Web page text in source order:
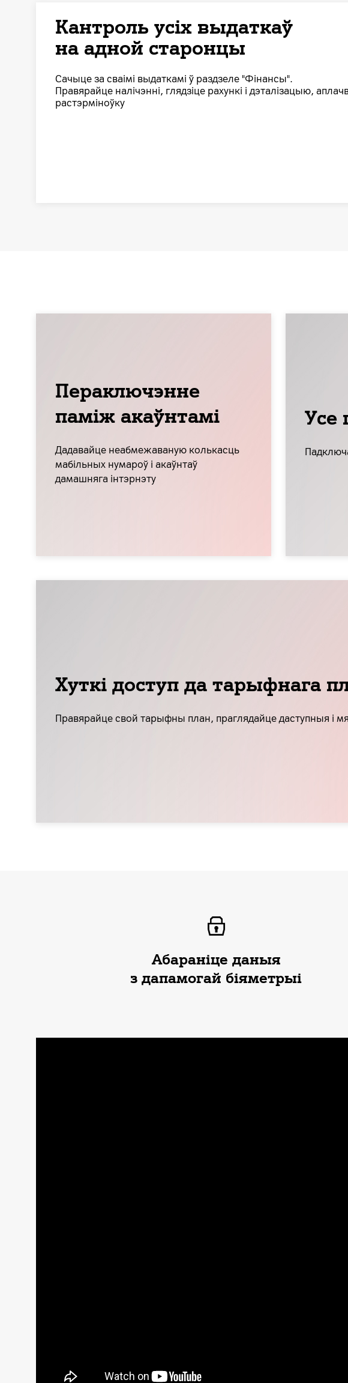
Кантроль усіх выдаткаў
на адной старонцы
Сачыце за сваімі выдаткамі ў раздзеле "Фінансы".
Правярайце налічэнні, глядзіце рахункі і дэталізацыю,
растэрміноўку
Пераключэнне
паміж акаўнтамі
Дадавайце неабмежаваную колькасць
мабільных нумароў і акаўнтаў
дамашняга інтэрнэту
Усе
Хуткі доступ да тарыфнага
Правярайце свой тарыфны план, праглядайце даступныя і
Абараніце даныя
з дапамогай біяметрыі